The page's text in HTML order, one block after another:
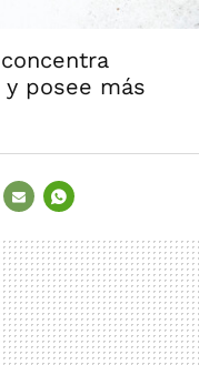
y posee más
MAIL